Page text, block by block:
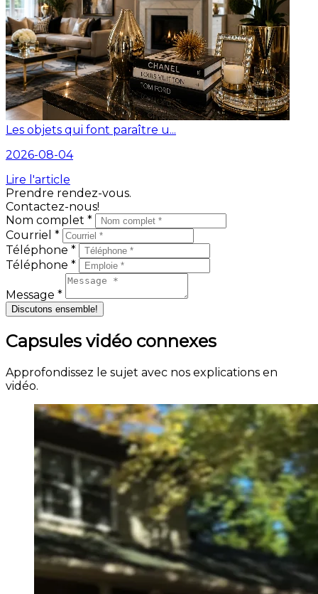
Les objets qui font paraître u...
2026-08-04
Lire l'article
Prendre rendez-vous.
Contactez-nous!
Nom complet *
Courriel *
Téléphone *
Téléphone *
Message *
Discutons ensemble!
Capsules vidéo connexes
Approfondissez le sujet avec nos explications en
vidéo.